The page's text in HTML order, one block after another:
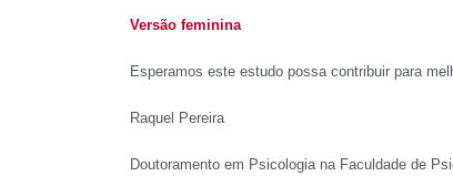
Versão feminina
Esperamos este estudo possa contribuir para
Raquel Pereira
Doutoramento em Psicologia na Faculdade de